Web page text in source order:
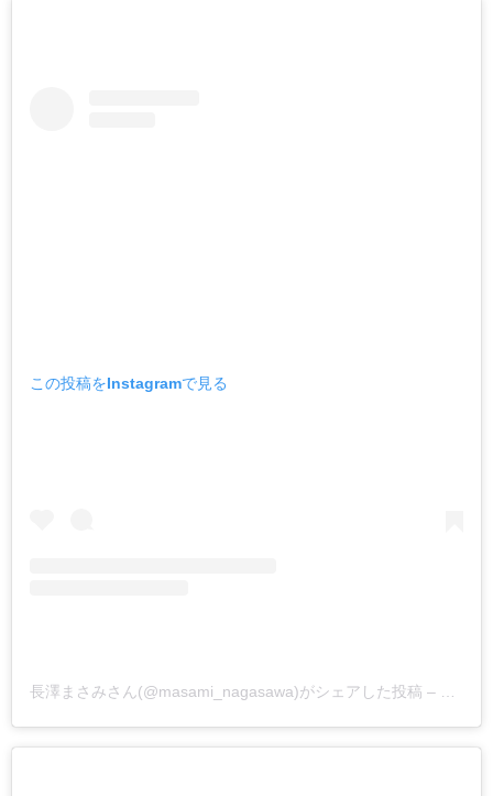
この投稿をInstagramで見る
長澤まさみさん(@masami_nagasawa)がシェアした投稿 – 2019